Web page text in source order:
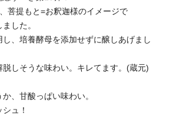
菩提もと=お釈迦様のイメージで
した。
、培養酵母を添加せずに醸しあげまし
しそうな味わい。キレてます。(蔵元)
、甘酸っぱい味わい。
ュ！